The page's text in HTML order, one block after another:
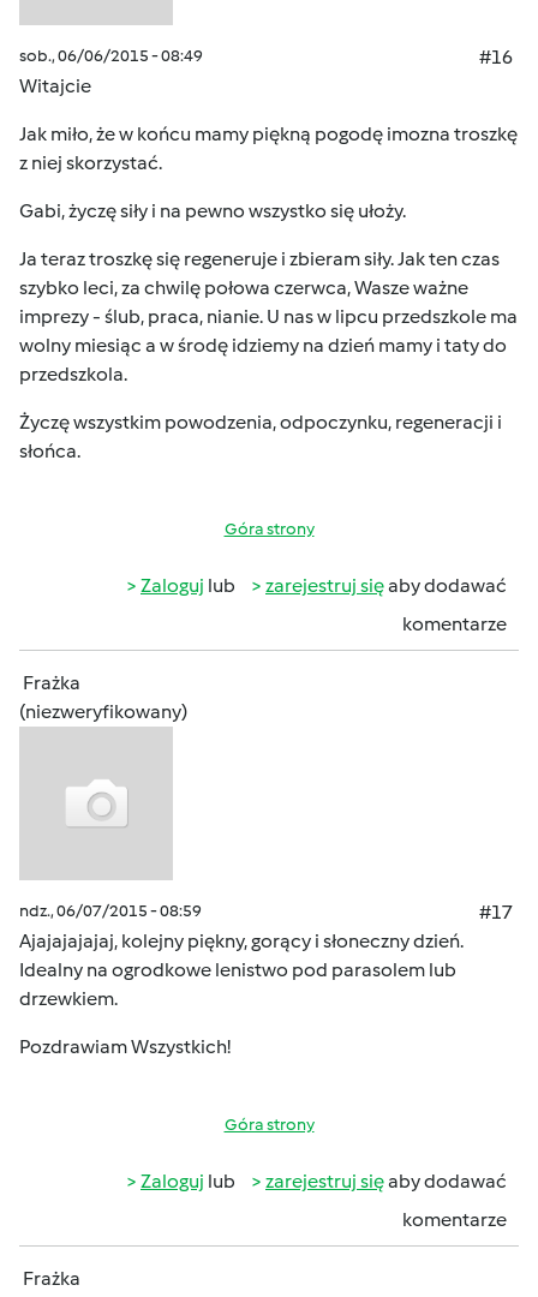
sob., 06/06/2015 - 08:49
#16
Witajcie
Jak miło, że w końcu mamy piękną pogodę imozna troszkę
z niej skorzystać.
Gabi, życzę siły i na pewno wszystko się ułoży.
Ja teraz troszkę się regeneruje i zbieram siły. Jak ten czas
szybko leci, za chwilę połowa czerwca, Wasze ważne
imprezy - ślub, praca, nianie. U nas w lipcu przedszkole ma
wolny miesiąc a w środę idziemy na dzień mamy i taty do
przedszkola.
Życzę wszystkim powodzenia, odpoczynku, regeneracji i
słońca.
Góra strony
Zaloguj lub zarejestruj sięaby dodawać
komentarze
Frażka
(niezweryfikowany)
ndz., 06/07/2015 - 08:59
#17
Ajajajajajaj, kolejny piękny, gorący i słoneczny dzień.
Idealny na ogrodkowe lenistwo pod parasolem lub
drzewkiem.
Pozdrawiam Wszystkich!
Góra strony
Zaloguj lub zarejestruj sięaby dodawać
komentarze
Frażka